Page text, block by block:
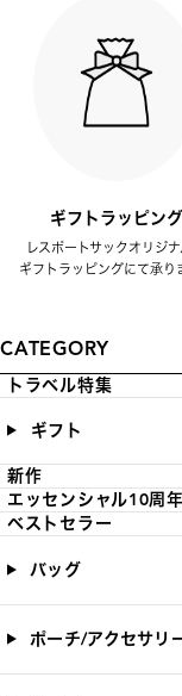
ギフトラッピング
レスポートサックオリジ
ギフトラッピングにて承り
CATEGORY
トラベル特集
ギフト
新作
エッセンシャル10周年
ベストセラー
バッグ
ポーチ/アクセサリ